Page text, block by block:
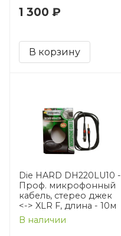
1 300 ₽
В корзину
Die HARD DH220LU10 -
Проф. микрофонный
кабель, стерео джек
<-> XLR F, длина - 10м
В наличии